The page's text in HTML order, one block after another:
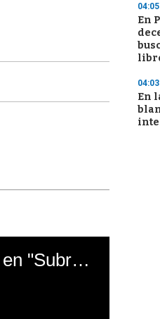
El mal momento de Yanina Gasañol con un hincha argentino en "Subrayado"
04:05
En
04:03
En